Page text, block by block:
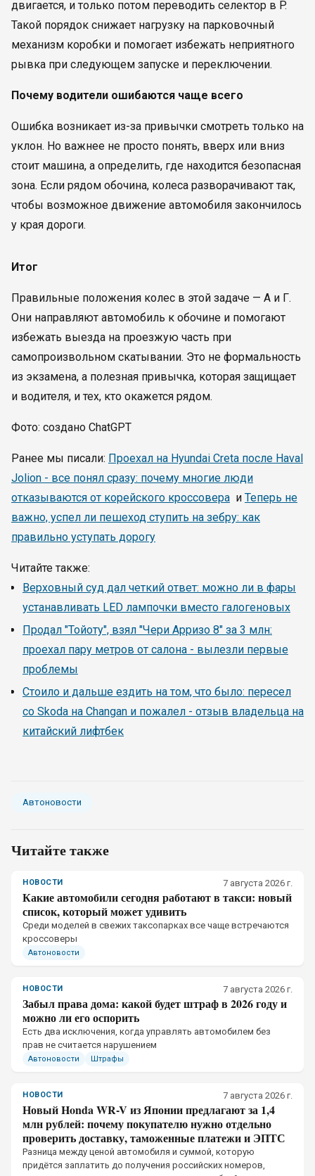
двигается, и только потом переводить селектор в P.
Такой порядок снижает нагрузку на парковочный
механизм коробки и помогает избежать неприятного
рывка при следующем запуске и переключении.
Почему водители ошибаются чаще всего
Ошибка возникает из-за привычки смотреть только на
уклон. Но важнее не просто понять, вверх или вниз
стоит машина, а определить, где находится безопасная
зона. Если рядом обочина, колеса разворачивают так,
чтобы возможное движение автомобиля закончилось
у края дороги.
Итог
Правильные положения колес в этой задаче — А и Г.
Они направляют автомобиль к обочине и помогают
избежать выезда на проезжую часть при
самопроизвольном скатывании. Это не формальность
из экзамена, а полезная привычка, которая защищает
и водителя, и тех, кто окажется рядом.
Фото: создано ChatGPT
Ранее мы писали: Проехал на Hyundai Creta после Haval
Jolion - все понял сразу: почему многие люди
отказываются от корейского кроссовера и Теперь не
важно, успел ли пешеход ступить на зебру: как
правильно уступать дорогу
Читайте также:
Верховный суд дал четкий ответ: можно ли в фары
устанавливать LED лампочки вместо галогеновых
Продал "Тойоту", взял "Чери Арризо 8" за 3 млн:
проехал пару метров от салона - вылезли первые
проблемы
Стоило и дальше ездить на том, что было: пересел
со Skoda на Changan и пожалел - отзыв владельца на
китайский лифтбек
Автоновости
Читайте также
НОВОСТИ 7 августа 2026 г.
Какие автомобили сегодня работают в такси: новый
список, который может удивить
Среди моделей в свежих таксопарках все чаще встречаются
кроссоверы
Автоновости
НОВОСТИ 7 августа 2026 г.
Забыл права дома: какой будет штраф в 2026 году и
можно ли его оспорить
Есть два исключения, когда управлять автомобилем без
прав не считается нарушением
Автоновости Штрафы
НОВОСТИ 7 августа 2026 г.
Новый Honda WR-V из Японии предлагают за 1,4
млн рублей: почему покупателю нужно отдельно
проверить доставку, таможенные платежи и ЭПТС
Разница между ценой автомобиля и суммой, которую
придётся заплатить до получения российских номеров,